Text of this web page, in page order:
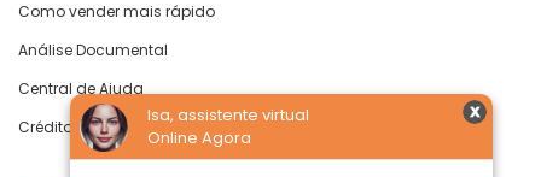
Isa, assistente virtual
Online Agora
Como vender mais rápido
Análise Documental
Central de Ajuda
Crédito com Garantia de Imóvel